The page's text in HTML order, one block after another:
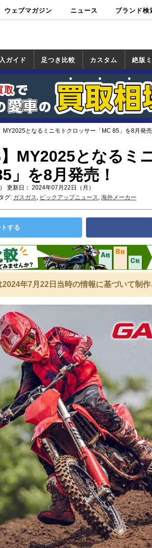
ウェブマガジン ニュース ブランド検
ガイド 足つき比較 カスタム
カスタム
一覧
ホンダ
ヤマハ
スズキ
カワサキ
絶版
絶版
一覧
ホンダ
ヤマハ
スズキ
カワ
道の駅調査隊
ツーリング情
日本の道50選
国道めぐり
林道ツーリング
MY2025となるミニモトクロッサー「MC 85」を8月発売
】MY2025となるミ
」を8月発売！
更新日： 2024年07月22日（月）
グ: ガスガス, ピックアップニュース, 海外メーカー
する
2024年7月22日当時の情報に基づいて制作